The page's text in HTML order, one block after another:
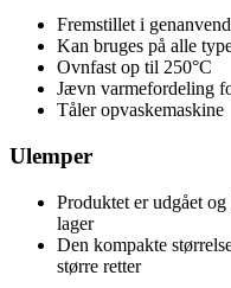
Fremstillet i
Kan bruges på alle
Ovnfast op til 250°C
Jævn varmefordeling
Tåler opvaskemaskine
Ulemper
Produktet er udgået
lager
Den kompakte
større retter